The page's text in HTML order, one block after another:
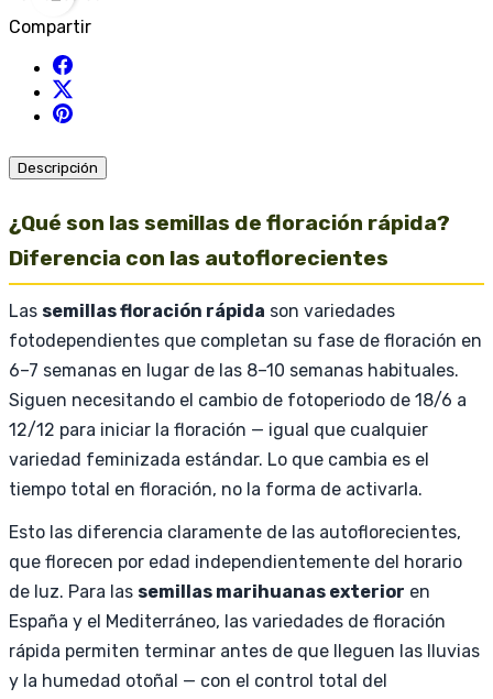
Compartir
Descripción
¿Qué son las semillas de floración rápida?
Diferencia con las autoflorecientes
Las semillas floración rápida son variedades
fotodependientes que completan su fase de floración en
6–7 semanas en lugar de las 8–10 semanas habituales.
Siguen necesitando el cambio de fotoperiodo de 18/6 a
12/12 para iniciar la floración — igual que cualquier
variedad feminizada estándar. Lo que cambia es el
tiempo total en floración, no la forma de activarla.
Esto las diferencia claramente de las autoflorecientes,
que florecen por edad independientemente del horario
de luz. Para las semillas marihuanas exterior en
España y el Mediterráneo, las variedades de floración
rápida permiten terminar antes de que lleguen las lluvias
y la humedad otoñal — con el control total del